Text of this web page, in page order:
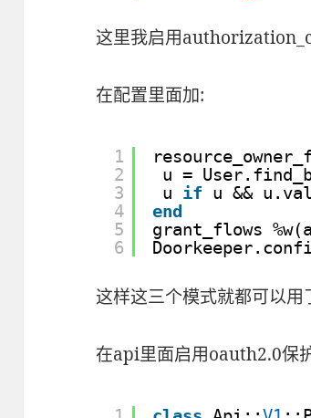
这里我启用
在配置里面加:
1
2
3
4
5
6
u =
u if u &&
end
grant_flows
这样这三个模式就都可以用
在api里面启用oauth2.0保